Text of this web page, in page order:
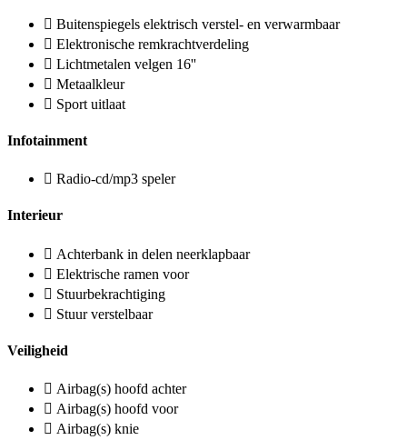
Buitenspiegels elektrisch verstel- en verwarmbaar
Elektronische remkrachtverdeling
Lichtmetalen velgen 16''
Metaalkleur
Sport uitlaat
Infotainment
Radio-cd/mp3 speler
Interieur
Achterbank in delen neerklapbaar
Elektrische ramen voor
Stuurbekrachtiging
Stuur verstelbaar
Veiligheid
Airbag(s) hoofd achter
Airbag(s) hoofd voor
Airbag(s) knie